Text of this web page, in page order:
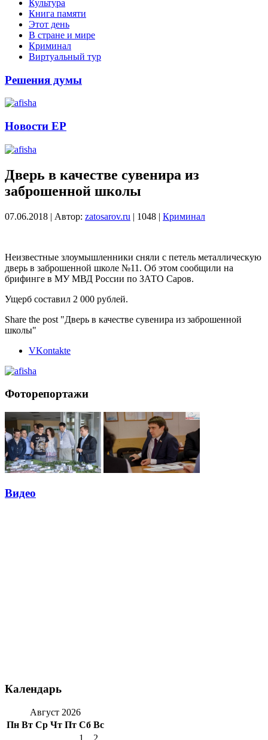
Культура
Книга памяти
Этот день
В стране и мире
Криминал
Виртуальный тур
Решения думы
Новости ЕР
Дверь в качестве сувенира из
заброшенной школы
07.06.2018 | Автор: zatosarov.ru | 1048 | Криминал
Неизвестные злоумышленники сняли с петель металлическую
дверь в заброшенной школе №11. Об этом сообщили на
брифинге в МУ МВД России по ЗАТО Саров.
Ущерб составил 2 000 рублей.
Share the post "Дверь в качестве сувенира из заброшенной
школы"
VKontakte
Фоторепортажи
Видео
Календарь
Август 2026
Пн Вт Ср Чт Пт Сб Вс
1
2